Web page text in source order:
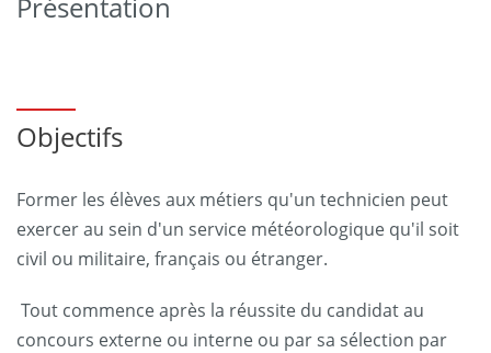
Objectifs
Former les élèves aux métiers qu'un technicien peut
exercer au sein d'un service météorologique qu'il soit
civil ou militaire, français ou étranger.
Tout commence après la réussite du candidat au
concours externe ou interne ou par sa sélection par